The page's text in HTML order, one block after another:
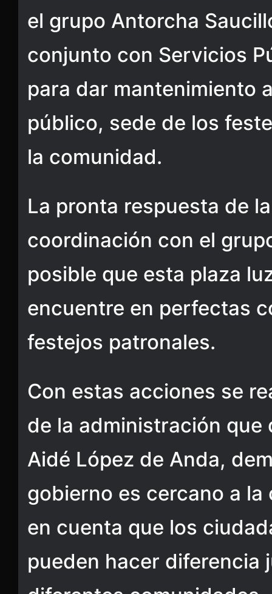
el grupo Antorcha
conjunto con Servicios
para dar mantenimiento
público, sede de los
la comunidad.
La pronta respuesta de
coordinación con el
posible que esta plaza
encuentre en perfectas
festejos patronales.
Con estas acciones se
de la administración que
Aidé López de Anda,
gobierno es cercano a
en cuenta que los
pueden hacer diferencia